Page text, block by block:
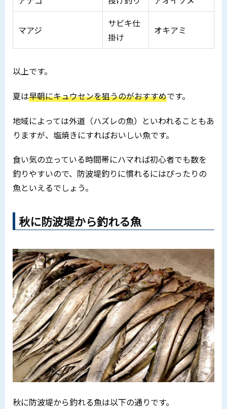
マアジ
サビキ仕
掛け
オキアミ
以上です。
夏は早朝にキュウセンを狙うのがおすすめです。
地域によっては外道（ハズレの魚）といわれることもあ
りますが、塩焼きにすればおいしい魚です。
食い気の立っている時間帯にハマれば初心者でも数を
釣りやすいので、防波堤釣りに慣れるにはぴったりの
魚といえるでしょう。
秋に防波堤から釣れる魚
秋に防波堤から釣れる魚は以下の通りです。